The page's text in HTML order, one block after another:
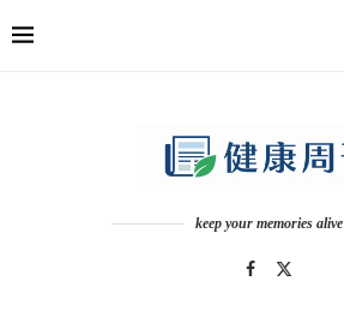
keep your memories alive